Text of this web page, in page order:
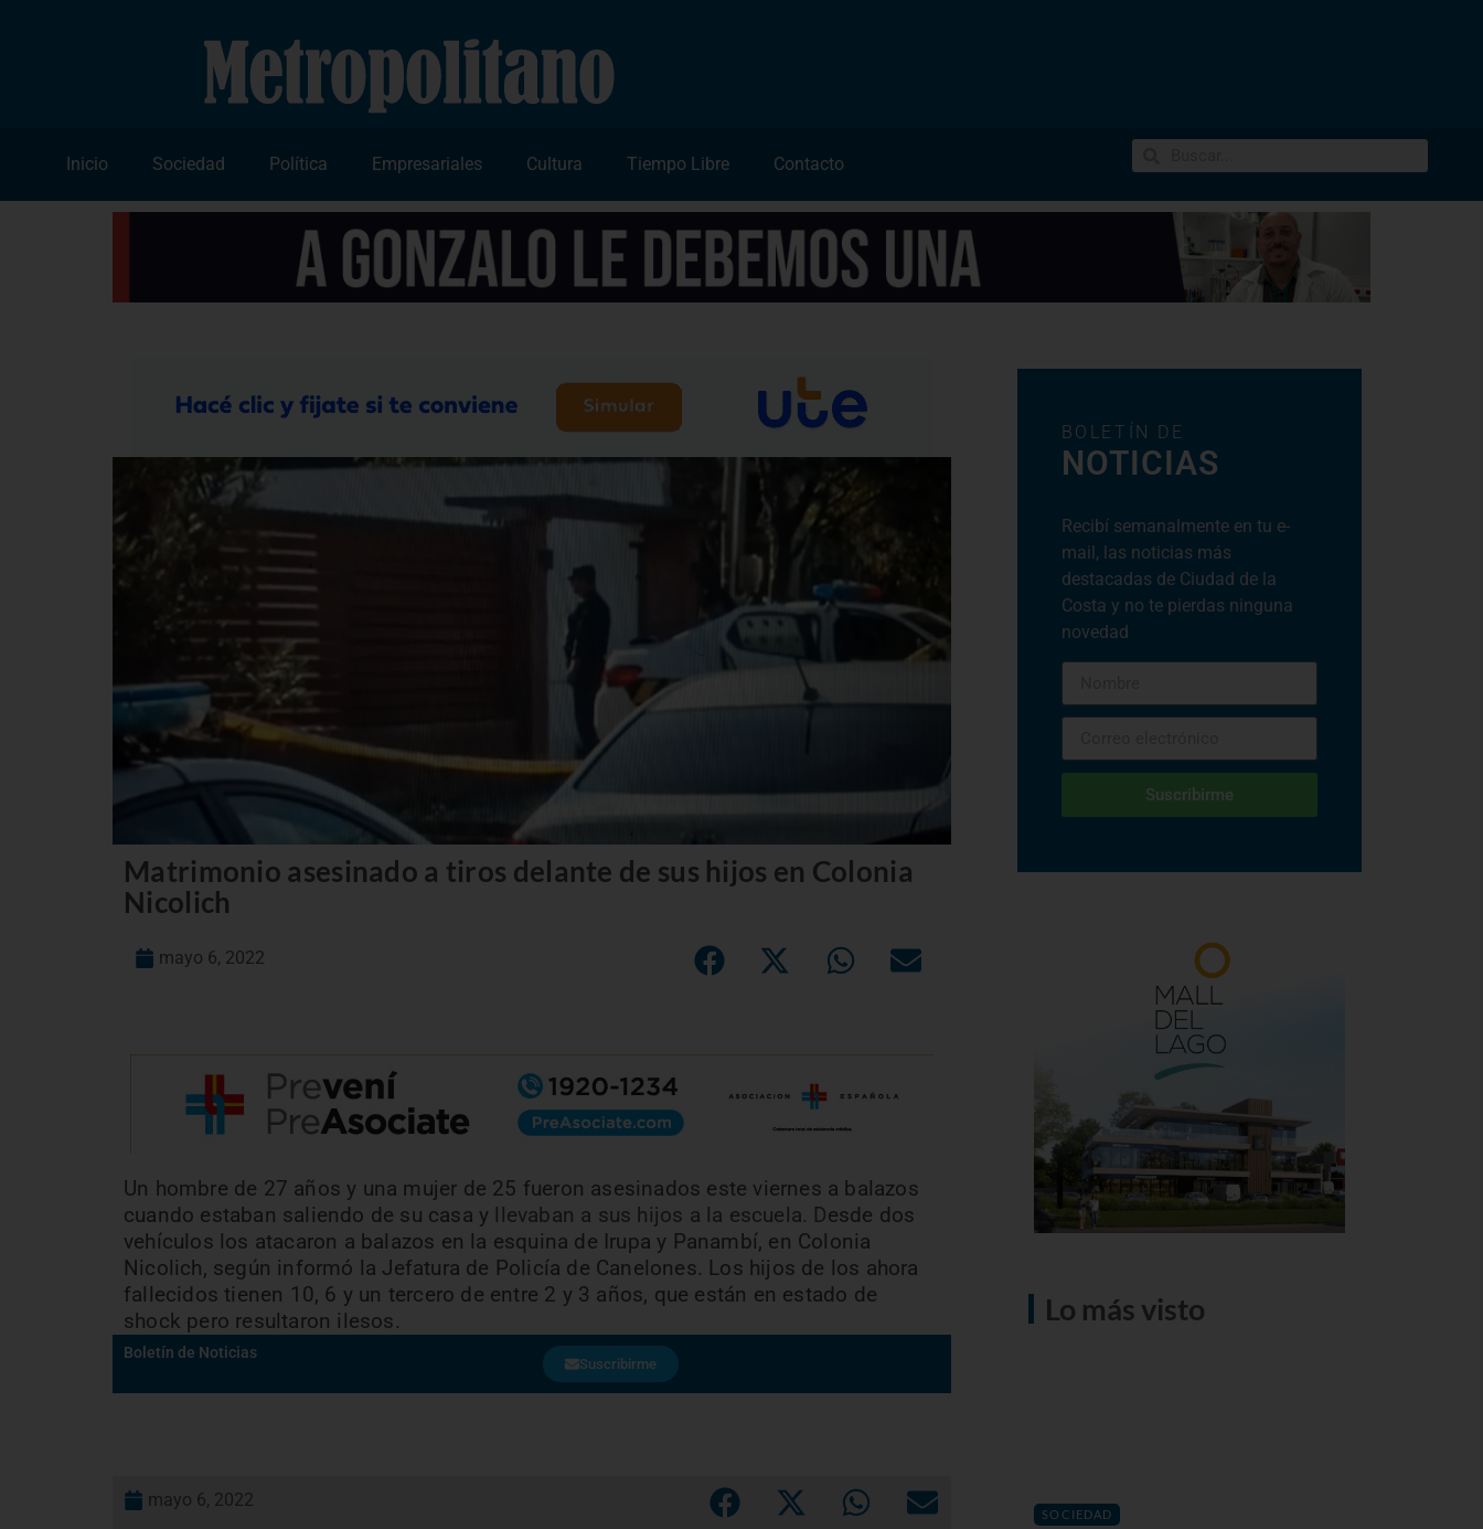
Inicio Sociedad Política Empresariales Cultura Tiempo Libre Contacto
Matrimonio asesinado a tiros delante de sus hijos en Colonia
Nicolich
mayo 6, 2022
Un hombre de 27 años y una mujer de 25 fueron asesinados este viernes a balazos
cuando estaban saliendo de su casa y llevaban a sus hijos a la escuela. Desde dos
vehículos los atacaron a balazos en la esquina de Irupa y Panambí, en Colonia
Nicolich, según informó la Jefatura de Policía de Canelones. Los hijos de los ahora
fallecidos tienen 10, 6 y un tercero de entre 2 y 3 años, que están en estado de
shock pero resultaron ilesos.
Boletín de Noticias
Suscribirme
mayo 6, 2022
BOLETÍN DE
NOTICIAS
Recibí semanalmente en tu e-
mail, las noticias más
destacadas de Ciudad de la
Costa y no te pierdas ninguna
novedad
Suscribirme
Lo más visto
SOCIEDAD